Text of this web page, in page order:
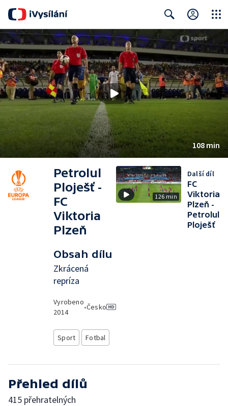
Search Close
108 min
Petrolul
Ploješť -
FC
Viktoria
Plzeň
Obsah dílu
Zkrácená
repríza
Vyrobeno
2014
•Česko
Sport Fotbal
126 min
Další díl
FC
Viktoria
Plzeň -
Petrolul
Ploješť
Přehled dílů
415 přehratelných